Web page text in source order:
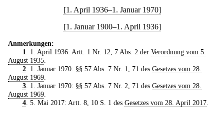
[1. April 1936–1. Januar 1970]
[1. Januar 1900–1. April 1936]
Anmerkungen:
1
. 1. April 1936: Artt. 1 Nr. 12, 7 Abs. 2 der Verordnung vom 5.
August 1935
2. 1. Januar 1970: §§ 57 Abs. 7 Nr. 1, 71 des Gesetzes vom 28.
August 1969
3. 1. Januar 1970: §§ 57 Abs. 7 Nr. 2, 71 des Gesetzes vom 28.
August 1969
4. 5. Mai 2017: Artt. 8, 10 S. 1 des Gesetzes vom 28. April 2017.